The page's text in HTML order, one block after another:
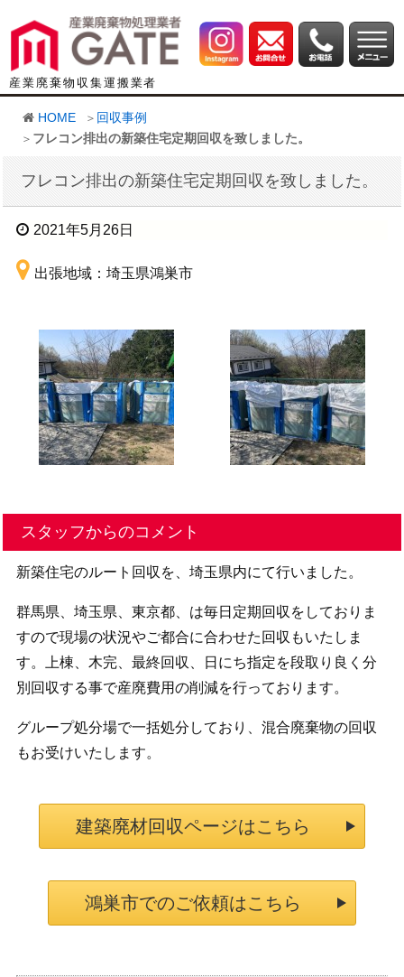
産業廃棄物収集運搬業者
HOME
回収事例
フレコン排出の新築住宅定期回収を致しました。
フレコン排出の新築住宅定期回収を致しました。
2021年5月26日
出張地域：埼玉県鴻巣市
スタッフからのコメント
新築住宅のルート回収を、埼玉県内にて行いました。
群馬県、埼玉県、東京都、は毎日定期回収をしておりま
すので現場の状況やご都合に合わせた回収もいたしま
す。上棟、木完、最終回収、日にち指定を段取り良く分
別回収する事で産廃費用の削減を行っております。
グループ処分場で一括処分しており、混合廃棄物の回収
もお受けいたします。
建築廃材回収ページはこちら
鴻巣市でのご依頼はこちら